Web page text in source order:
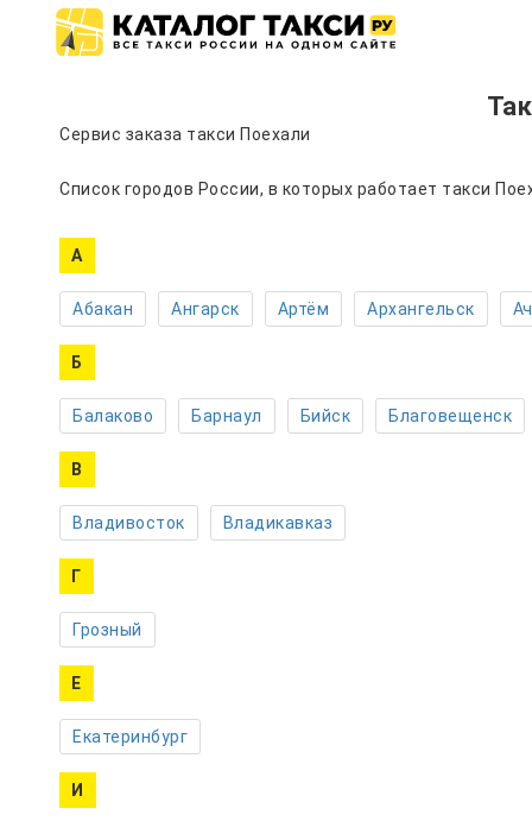
Сервис заказа такси Поехали
Список городов России, в которых работает такси
А
Абакан Ангарск Артём Архангельск
Б
Балаково Барнаул Бийск Благовещенск
В
Владивосток Владикавказ
Г
Грозный
Е
Екатеринбург
И